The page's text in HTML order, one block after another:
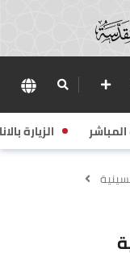
الزيارة